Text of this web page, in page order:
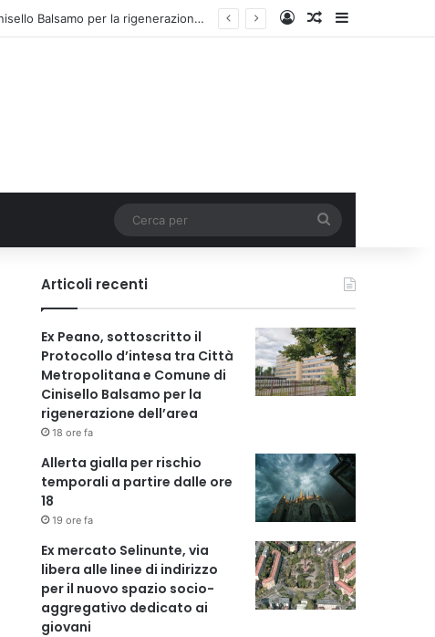
Ex Peano, sottoscritto il Protocollo d’intesa tra Città Metropolitana e Comune di Cinisello Balsamo per la rigenerazione dell’area AccediUn articolo a
per
Articoli recenti
Ex Peano, sottoscritto il
Protocollo d’intesa tra Città
Metropolitana e Comune di
Cinisello Balsamo per la
rigenerazione dell’area
18 ore fa
Allerta gialla per rischio
temporali a partire dalle ore
18
19 ore fa
Ex mercato Selinunte, via
libera alle linee di indirizzo
per il nuovo spazio socio-
aggregativo dedicato ai
giovani